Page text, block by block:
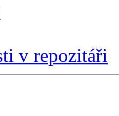
v repozitáři